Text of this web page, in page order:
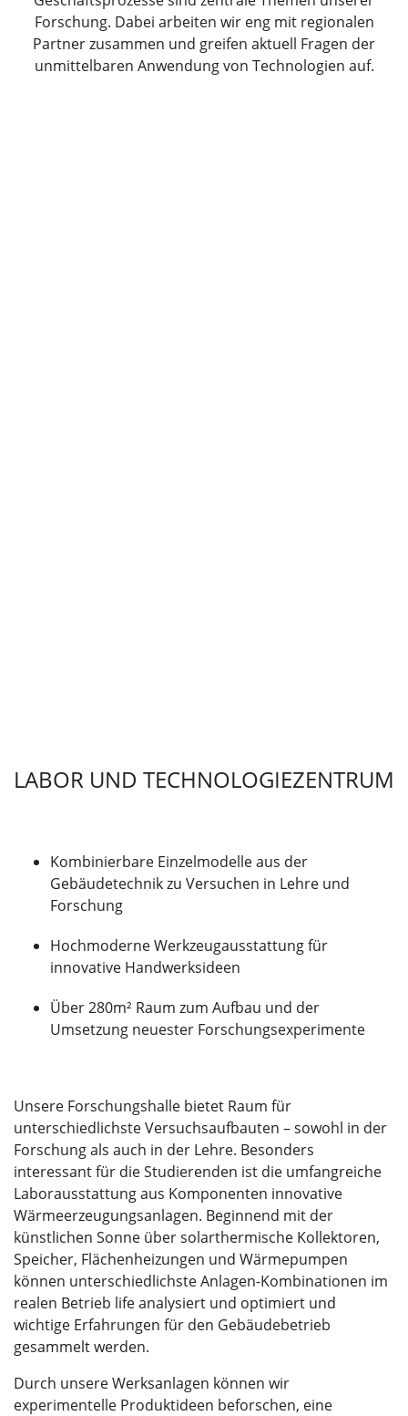
Forschung. Dabei arbeiten wir eng mit regionalen
Partner zusammen und greifen aktuell Fragen der
unmittelbaren Anwendung von Technologien auf.
LABOR UND TECHNOLOGIEZENTRUM
Kombinierbare Einzelmodelle aus der
Gebäudetechnik zu Versuchen in Lehre und
Forschung
Hochmoderne Werkzeugausstattung für
innovative Handwerksideen
Über 280m² Raum zum Aufbau und der
Umsetzung neuester Forschungsexperimente
Unsere Forschungshalle bietet Raum für
unterschiedlichste Versuchsaufbauten – sowohl in der
Forschung als auch in der Lehre. Besonders
interessant für die Studierenden ist die umfangreiche
Laborausstattung aus Komponenten innovative
Wärmeerzeugungsanlagen. Beginnend mit der
künstlichen Sonne über solarthermische Kollektoren,
Speicher, Flächenheizungen und Wärmepumpen
können unterschiedlichste Anlagen-Kombinationen im
realen Betrieb life analysiert und optimiert und
wichtige Erfahrungen für den Gebäudebetrieb
gesammelt werden.
Durch unsere Werksanlagen können wir
experimentelle Produktideen beforschen, eine